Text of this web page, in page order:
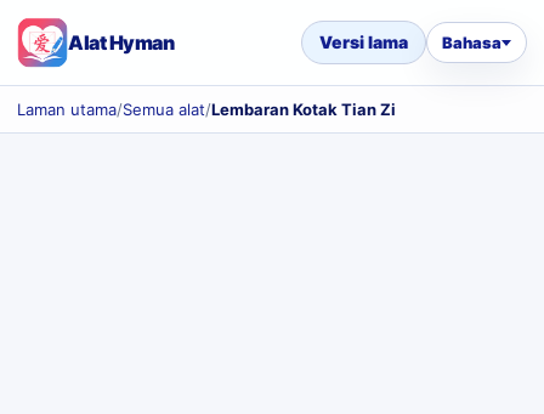
Alat Hyman Versi lama Bahasa
Laman utama/Semua alat/Lembaran Kotak Tian Zi